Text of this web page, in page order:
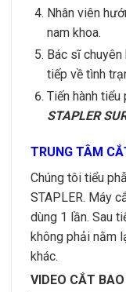
Nhân viên
nam khoa.
Bác sĩ
tiếp về tình
Tiến hành
STAPLER
TRUNG TÂM
Chúng tôi tiểu
STAPLER. Máy
dùng 1 lần. Sau
không phải nằm
khác.
VIDEO CẮT